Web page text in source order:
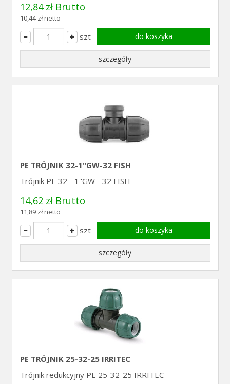
12,84 zł Brutto
10,44 zł netto
szt do koszyka
szczegóły
PE TRÓJNIK 32-1"GW-32 FISH
Trójnik PE 32 - 1''GW - 32 FISH
14,62 zł Brutto
11,89 zł netto
szt do koszyka
szczegóły
PE TRÓJNIK 25-32-25 IRRITEC
Trójnik redukcyjny PE 25-32-25 IRRITEC